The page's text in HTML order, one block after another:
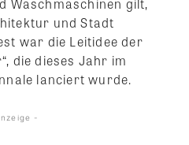
und Stadt
war die Leitidee der
die dieses Jahr im
lanciert wurde.
-